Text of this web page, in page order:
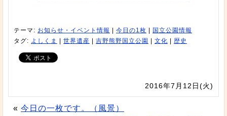
テーマ: お知らせ・イベント情報 今日の1枚
国立公園情報
タグ: よしくま 世界遺産 吉野熊野国立公園 文化 歴史
2016年7月12日(火)
« 今日の一枚です。（風景）